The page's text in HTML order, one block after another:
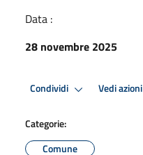
Data :
28 novembre 2025
Condividi Vedi azioni
Categorie:
Comune